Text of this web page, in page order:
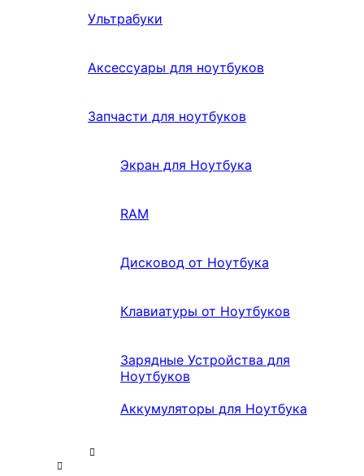
Ультрабуки
Аксессуары для ноутбуков
Запчасти для ноутбуков
Экран для Ноутбука
RAM
Дисковод от Ноутбука
Клавиатуры от Ноутбуков
Зарядные Устройства для
Ноутбуков
Аккумуляторы для Ноутбука